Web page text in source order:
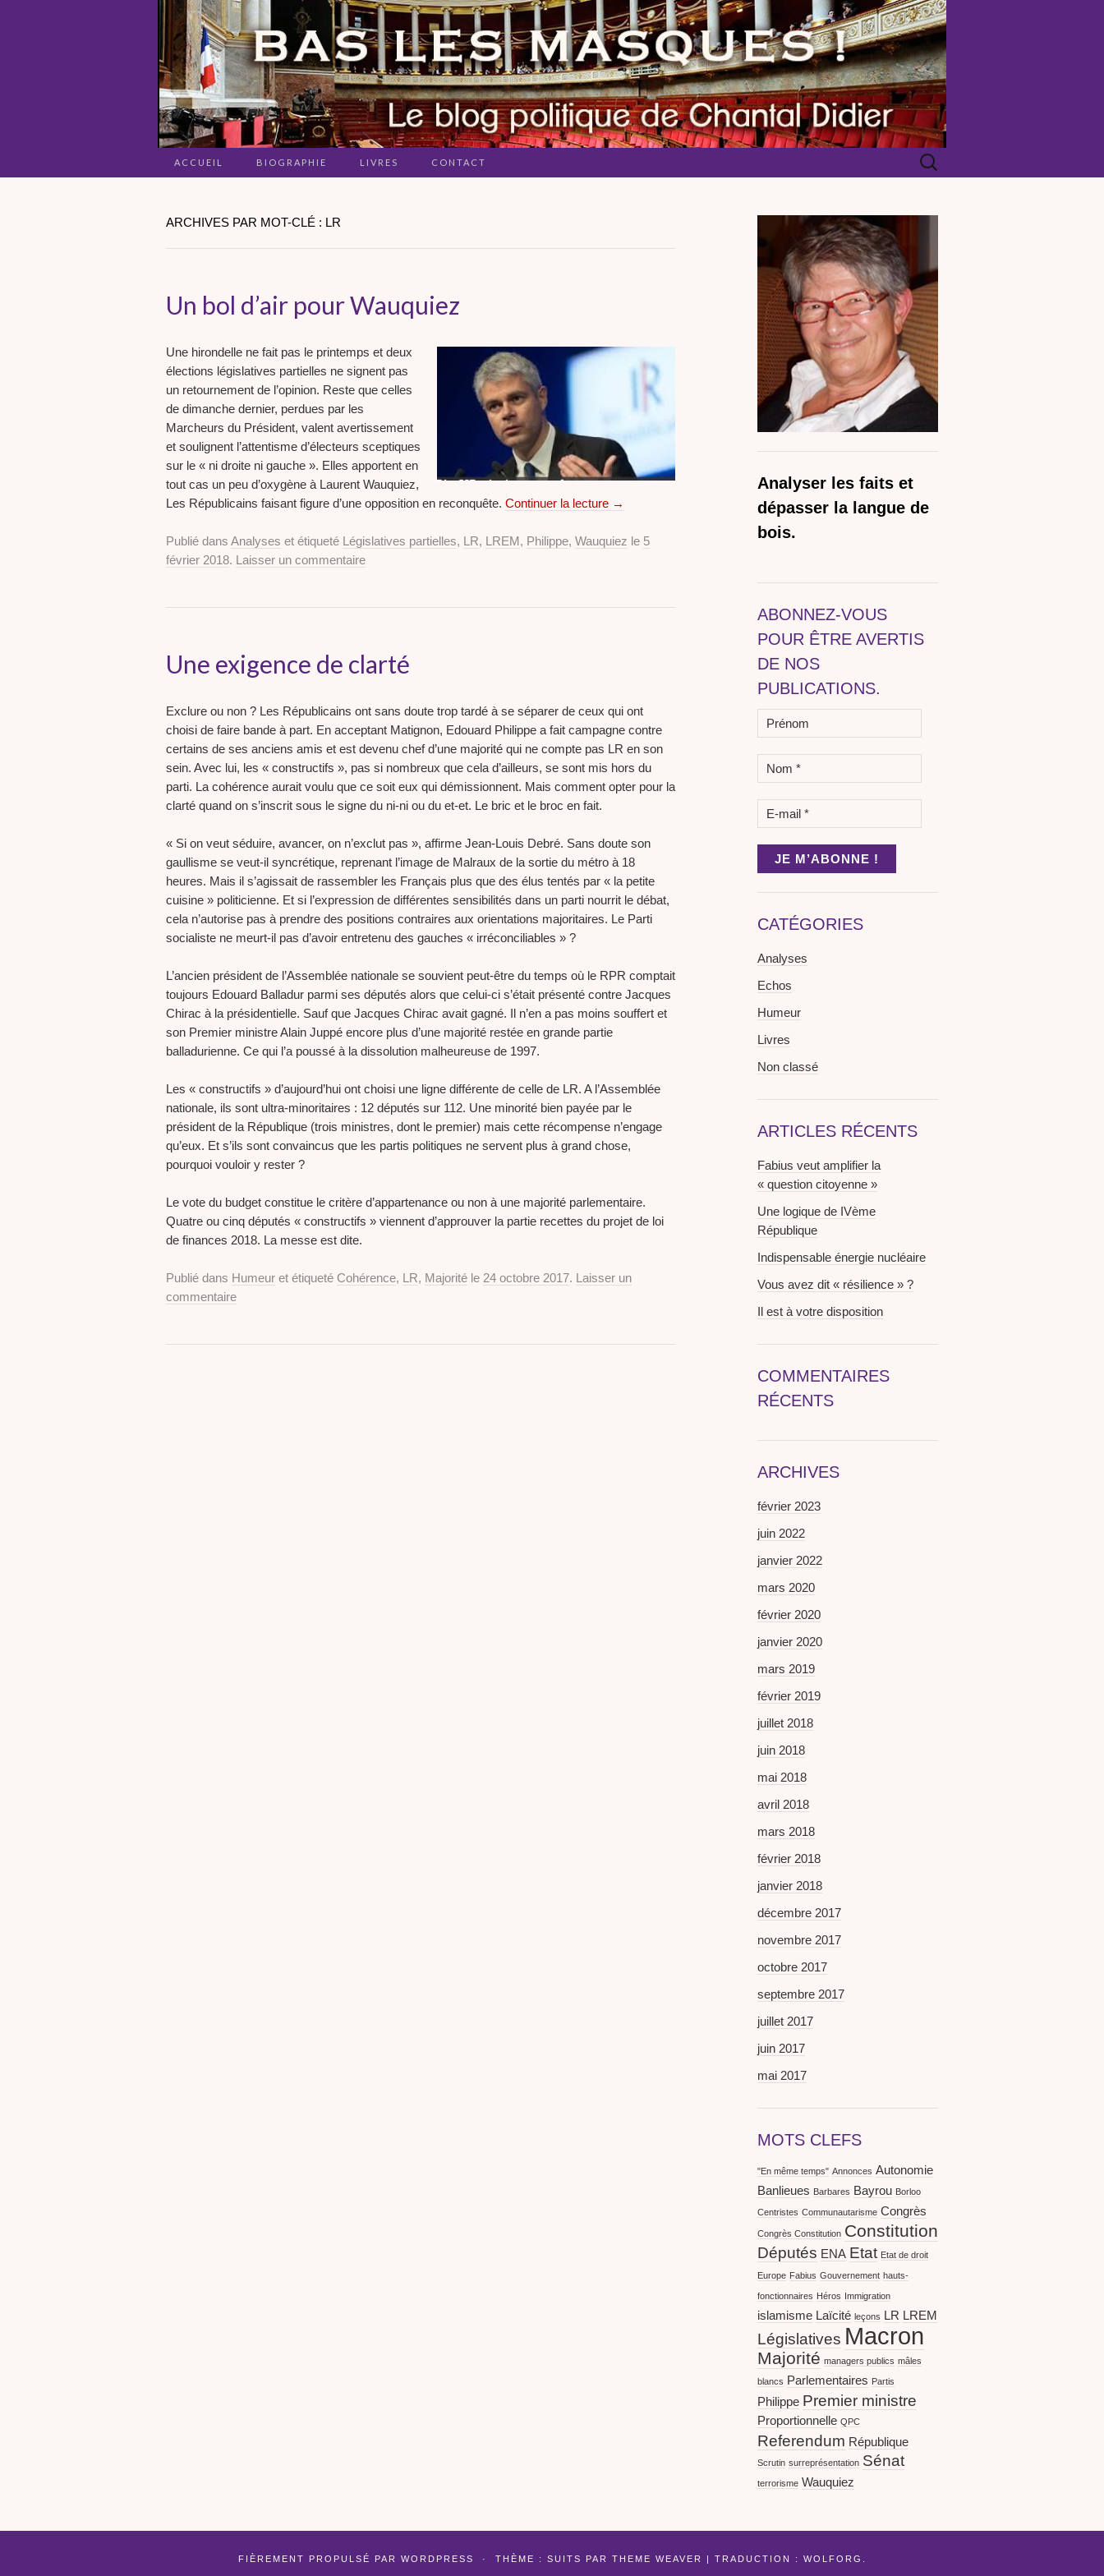
ACCUEIL BIOGRAPHIE LIVRES CONTACT Rechercher :
ARCHIVES PAR MOT-CLÉ : LR
Un bol d’air pour Wauquiez
Une hirondelle ne fait pas le printemps et deux
élections législatives partielles ne signent pas
un retournement de l’opinion. Reste que celles
de dimanche dernier, perdues par les
Marcheurs du Président, valent avertissement
et soulignent l’attentisme d’électeurs sceptiques
sur le « ni droite ni gauche ». Elles apportent en
tout cas un peu d’oxygène à Laurent Wauquiez,
Les Républicains faisant figure d’une opposition en reconquête. Continuer la lecture →
Publié dans Analyses et étiqueté Législatives partielles, LR, LREM, Philippe, Wauquiez le 5
février 2018. Laisser un commentaire
Une exigence de clarté
Exclure ou non ? Les Républicains ont sans doute trop tardé à se séparer de ceux qui ont
choisi de faire bande à part. En acceptant Matignon, Edouard Philippe a fait campagne contre
certains de ses anciens amis et est devenu chef d’une majorité qui ne compte pas LR en son
sein. Avec lui, les « constructifs », pas si nombreux que cela d’ailleurs, se sont mis hors du
parti. La cohérence aurait voulu que ce soit eux qui démissionnent. Mais comment opter pour la
clarté quand on s’inscrit sous le signe du ni-ni ou du et-et. Le bric et le broc en fait.
« Si on veut séduire, avancer, on n’exclut pas », affirme Jean-Louis Debré. Sans doute son
gaullisme se veut-il syncrétique, reprenant l’image de Malraux de la sortie du métro à 18
heures. Mais il s’agissait de rassembler les Français plus que des élus tentés par « la petite
cuisine » politicienne. Et si l’expression de différentes sensibilités dans un parti nourrit le débat,
cela n’autorise pas à prendre des positions contraires aux orientations majoritaires. Le Parti
socialiste ne meurt-il pas d’avoir entretenu des gauches « irréconciliables » ?
L’ancien président de l’Assemblée nationale se souvient peut-être du temps où le RPR comptait
toujours Edouard Balladur parmi ses députés alors que celui-ci s’était présenté contre Jacques
Chirac à la présidentielle. Sauf que Jacques Chirac avait gagné. Il n’en a pas moins souffert et
son Premier ministre Alain Juppé encore plus d’une majorité restée en grande partie
balladurienne. Ce qui l’a poussé à la dissolution malheureuse de 1997.
Les « constructifs » d’aujourd’hui ont choisi une ligne différente de celle de LR. A l’Assemblée
nationale, ils sont ultra-minoritaires : 12 députés sur 112. Une minorité bien payée par le
président de la République (trois ministres, dont le premier) mais cette récompense n’engage
qu’eux. Et s’ils sont convaincus que les partis politiques ne servent plus à grand chose,
pourquoi vouloir y rester ?
Le vote du budget constitue le critère d’appartenance ou non à une majorité parlementaire.
Quatre ou cinq députés « constructifs » viennent d’approuver la partie recettes du projet de loi
de finances 2018. La messe est dite.
Publié dans Humeur et étiqueté Cohérence, LR, Majorité le 24 octobre 2017. Laisser un
commentaire
Analyser les faits et
dépasser la langue de
bois.
ABONNEZ-VOUS
POUR ÊTRE AVERTIS
DE NOS
PUBLICATIONS.
CATÉGORIES
Analyses
Echos
Humeur
Livres
Non classé
ARTICLES RÉCENTS
Fabius veut amplifier la
« question citoyenne »
Une logique de IVème
République
Indispensable énergie nucléaire
Vous avez dit « résilience » ?
Il est à votre disposition
COMMENTAIRES
RÉCENTS
ARCHIVES
février 2023
juin 2022
janvier 2022
mars 2020
février 2020
janvier 2020
mars 2019
février 2019
juillet 2018
juin 2018
mai 2018
avril 2018
mars 2018
février 2018
janvier 2018
décembre 2017
novembre 2017
octobre 2017
septembre 2017
juillet 2017
juin 2017
mai 2017
MOTS CLEFS
"En même temps" Annonces Autonomie
Banlieues Barbares Bayrou Borloo
Centristes Communautarisme Congrès
Congrès Constitution Constitution
Députés ENA Etat Etat de droit
Europe Fabius Gouvernement hauts-
fonctionnaires Héros Immigration
islamisme Laïcité leçons LR LREM
Législatives Macron
Majorité managers publics mâles
blancs Parlementaires Partis
Philippe Premier ministre
Proportionnelle QPC
Referendum République
Scrutin surreprésentation Sénat
terrorisme Wauquiez
FIÈREMENT PROPULSÉ PAR WORDPRESS · THÈME : SUITS PAR THEME WEAVER | TRADUCTION : WOLFORG